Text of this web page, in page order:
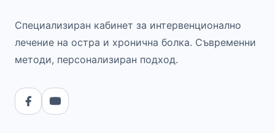
Специализиран кабинет за интервенционално
лечение на остра и хронична болка. Съвременни
методи, персонализиран подход.